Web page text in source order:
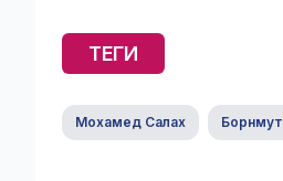
ТЕГИ
Мохамед Салах Борнмут